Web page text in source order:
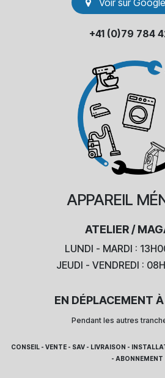
Voir sur
+41 (0)79 784
APPAREIL
ATELIER /
LUNDI - MARDI :
JEUDI - VENDREDI :
EN DÉPLACEMENT
Pendant les autres
CONSEIL - VENTE - SAV - LIVRAISON -
- ABONNEMENT